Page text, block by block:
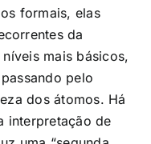
formais, elas
da
mais básicos,
pelo
dos átomos. Há
interpretação de